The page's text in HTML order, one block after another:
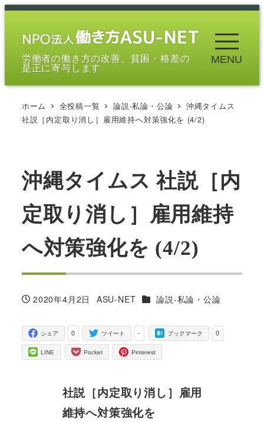
メ
労働者の働き方の改善、貧困・格差の
是正に寄与します
MENU
ホーム 全投稿一覧 論説-私論・公論
沖縄タイムス
社説［内定取り消し］雇用維持へ対策強化を (4/2)
沖縄タイムス 社説［内
定取り消し］雇用維持
へ対策強化を (4/2)
投稿日
2020年4月2日
著
ASU-NET カテゴリー
論説-私論・公論
0
シェア -
ツイート 0
ブックマーク
LINE Pocket Pinterest
社説［内定取り消し］雇用
維持へ対策強化を